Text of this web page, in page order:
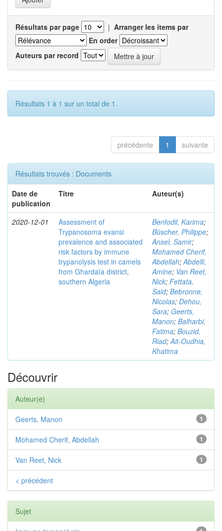
Résultats par page | Arranger les items par
En order
Auteurs par record
Résultats 1 à 1 sur un total de 1.
précédente 1 suivante
Résultats trouvés : Documents
Date de
publication
Titre Auteur(s)
2020-12-01
Assessment of
Trypanosoma evansi
prevalence and associated
risk factors by immune
trypanolysis test in camels
from Ghardaïa district,
southern Algeria
Benfodil, Karima;
Büscher, Philippe;
Ansel, Samir;
Mohamed Cherif,
Abdellah;Abdelli,
Amine; Van Reet,
Nick; Fettata,
Said; Bebronne,
Nicolas; Dehou,
Sara; Geerts,
Manon; Balharbi,
Fatima; Bouzid,
Riad;Ait-Oudhia,
Khatima
Découvrir
Auteur(e)
1
Geerts, Manon
1
Mohamed Cherif, Abdellah
1
Van Reet, Nick
< précédent
Sujet